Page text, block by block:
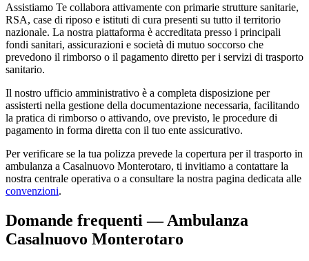
Assistiamo Te collabora attivamente con primarie strutture sanitarie,
RSA, case di riposo e istituti di cura presenti su tutto il territorio
nazionale. La nostra piattaforma è accreditata presso i principali
fondi sanitari, assicurazioni e società di mutuo soccorso che
prevedono il rimborso o il pagamento diretto per i servizi di trasporto
sanitario.
Il nostro ufficio amministrativo è a completa disposizione per
assisterti nella gestione della documentazione necessaria, facilitando
la pratica di rimborso o attivando, ove previsto, le procedure di
pagamento in forma diretta con il tuo ente assicurativo.
Per verificare se la tua polizza prevede la copertura per il trasporto in
ambulanza a Casalnuovo Monterotaro, ti invitiamo a contattare la
nostra centrale operativa o a consultare la nostra pagina dedicata alle
convenzioni.
Domande frequenti — Ambulanza
Casalnuovo Monterotaro